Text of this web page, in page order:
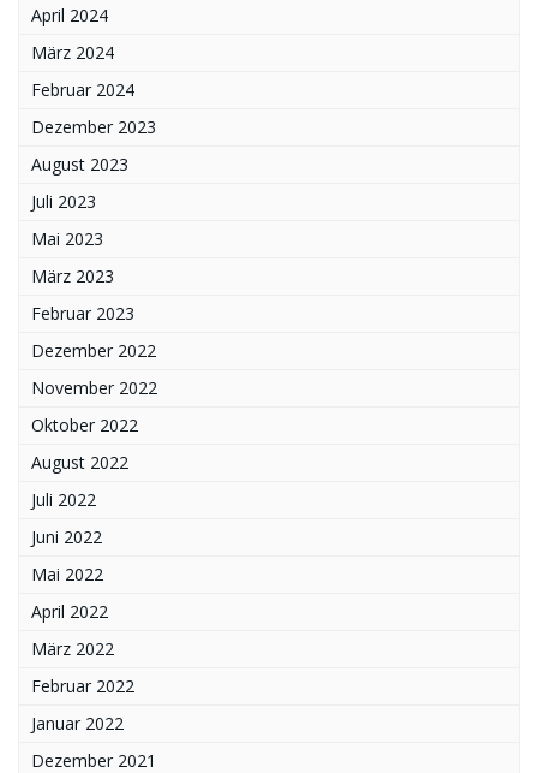
April 2024
März 2024
Februar 2024
Dezember 2023
August 2023
Juli 2023
Mai 2023
März 2023
Februar 2023
Dezember 2022
November 2022
Oktober 2022
August 2022
Juli 2022
Juni 2022
Mai 2022
April 2022
März 2022
Februar 2022
Januar 2022
Dezember 2021